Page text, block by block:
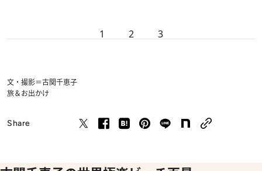
1 2 3
文・撮影＝古関千恵子
旅＆お出かけ
Share